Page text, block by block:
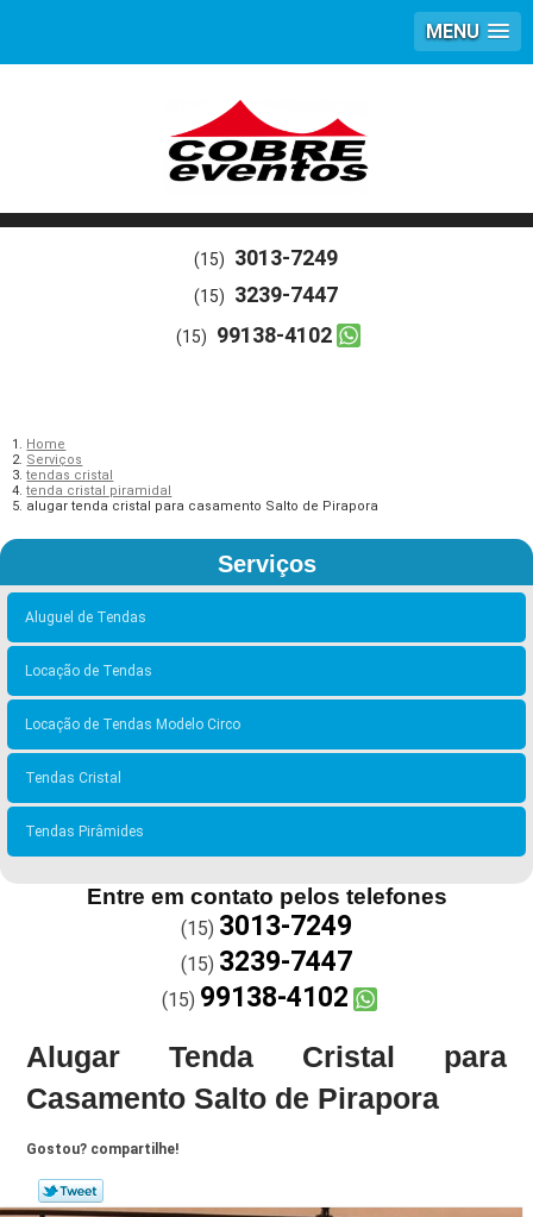
MENU
(15) 3013-7249
(15) 3239-7447
(15) 99138-4102
Home
Serviços
tendas cristal
tenda cristal piramidal
alugar tenda cristal para casamento Salto de Pirapora
Serviços
Aluguel de Tendas
Locação de Tendas
Locação de Tendas Modelo Circo
Tendas Cristal
Tendas Pirâmides
Entre em contato pelos telefones
(15) 3013-7249
(15) 3239-7447
(15) 99138-4102
Alugar Tenda Cristal para
Casamento Salto de Pirapora
Gostou? compartilhe!